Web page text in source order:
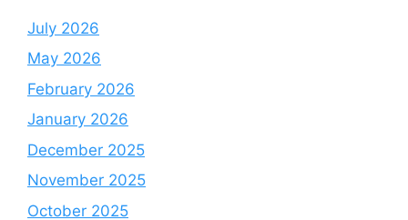
July 2026
May 2026
February 2026
January 2026
December 2025
November 2025
October 2025